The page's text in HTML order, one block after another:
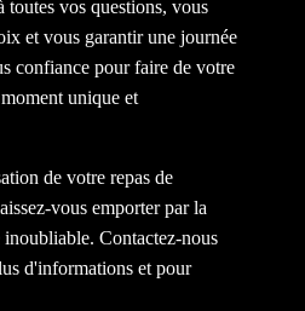
toutes vos questions, vous
et vous garantir une journée
confiance pour faire de votre
unique et
de votre repas de
vous emporter par la
inoubliable. Contactez-nous
d'informations et pour